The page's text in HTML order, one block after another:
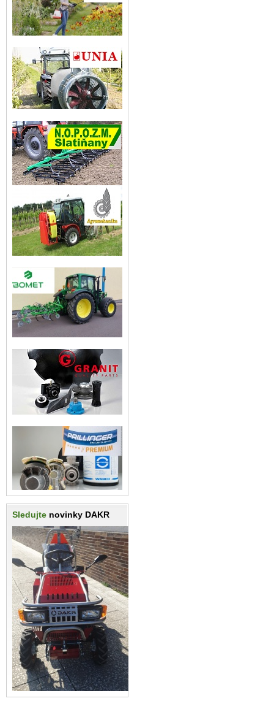
Sledujte novinky DAKR